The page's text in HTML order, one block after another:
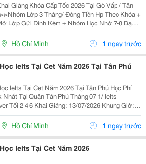
Giảng Khóa Cấp Tốc 2026 Tại Gò Vấp / Tân
Lớp Gửi Đính Kèm + Nhóm Học Nhờ 7-8 Bạn/
Trình Ielts Có Band Điểm Lộ Trình, Sách
Ngoài Bám Sát + Chia Đều 4 Kỹ...
Hồ Chí Minh 1 ngày trước
Ielts Tại Cet Năm 2026 Tại Tân Phú
Ielts Tại Cet Năm 2026 Tại Tân Phú Học Phí
Tại Quận Tân Phú Tháng 07 1/ Ielts
Giảng: 13/07/2026 Khung Giờ:
Phí Ưu Đãi 5% Khi Đăng Ký 2/ Ielts
Basic Tối 3 5 7 Khai...
Hồ Chí Minh 1 ngày trước
Ielts Tại Cet Năm 2026